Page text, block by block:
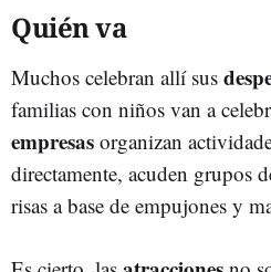
Quién va
Muchos celebran allí sus
familias con niños van a
empresas organizan
directamente, acuden grupos
risas a base de empujones y